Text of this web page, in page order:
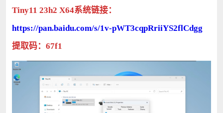
Tiny11 23h2 X64系统链接：
https://pan.baidu.com/s/1v-pWT3cqpRriiYS2flCdgg
提取码：67f1